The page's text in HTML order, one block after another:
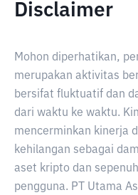
Disclaimer
Mohon diperhatikan,
merupakan aktivitas
bersifat fluktuatif dan
dari waktu ke waktu.
mencerminkan kinerja
kehilangan sebagai
aset kripto dan
pengguna. PT Utama